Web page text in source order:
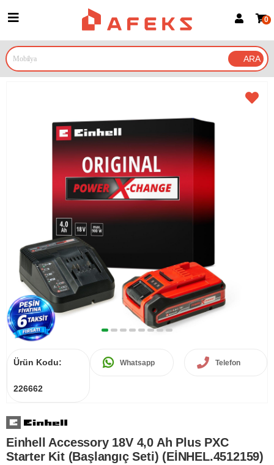
Google İle Bağlan
0
Ürün Kodu:
226662
Whatsapp Telefon
Einhell Accessory 18V 4,0 Ah Plus PXC
Starter Kit (Başlangıç Seti) (EİNHEL.4512159)